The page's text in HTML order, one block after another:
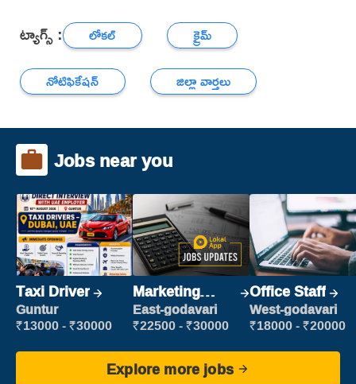
ట్యాగ్స్ : లోకల్
క్రైమ్
నోటిఫికేషన్
జిల్లా వార్తలు
Jobs near you
Taxi Driver
Guntur
₹13000 - ₹30000
Marketing
Executive
East-godavari
₹22500 - ₹30000
Office Staff
West-godavari
₹18000 - ₹20000
Explore more jobs